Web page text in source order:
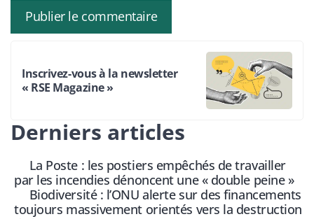
Inscrivez-vous à la newsletter
« RSE Magazine »
Derniers articles
La Poste : les postiers empêchés de travailler
par les incendies dénoncent une « double peine »
Biodiversité : l’ONU alerte sur des financements
toujours massivement orientés vers la destruction